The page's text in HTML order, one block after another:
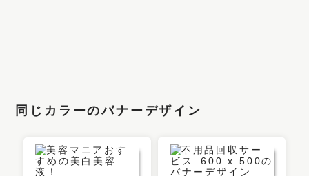
同じカラーのバナーデザイン